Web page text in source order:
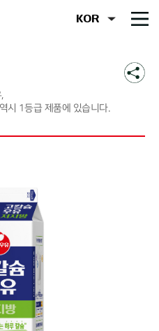
시 1등급 제품에 있습니다.